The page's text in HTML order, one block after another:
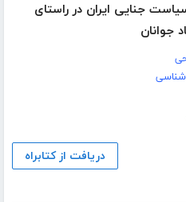
جنایی ایران در راستای
جوانان
دریافت از کتابراه